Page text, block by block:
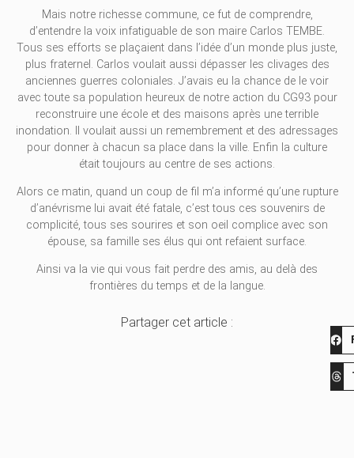
Mais notre richesse commune, ce fut de comprendre,
d’entendre la voix infatiguable de son maire Carlos TEMBE.
Tous ses efforts se plaçaient dans l’idée d’un monde plus juste,
plus fraternel. Carlos voulait aussi dépasser les clivages des
anciennes guerres coloniales. J’avais eu la chance de le voir
avec toute sa population heureux de notre action du CG93 pour
reconstruire une école et des maisons après une terrible
inondation. Il voulait aussi un remembrement et des adressages
pour donner à chacun sa place dans la ville. Enfin la culture
était toujours au centre de ses actions.
Alors ce matin, quand un coup de fil m’a informé qu’une rupture
d’anévrisme lui avait été fatale, c’est tous ces souvenirs de
complicité, tous ses sourires et son oeil complice avec son
épouse, sa famille ses élus qui ont refaient surface.
Ainsi va la vie qui vous fait perdre des amis, au delà des
frontières du temps et de la langue.
Partager cet article :